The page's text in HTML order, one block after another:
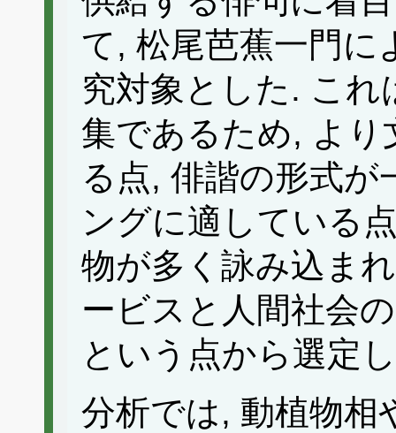
て, 松尾芭蕉一門に
究対象とした. これ
集であるため, より
る点, 俳諧の形式
ングに適している
物が多く詠み込ま
ービスと人間社会
という点から選定
分析では, 動植物相